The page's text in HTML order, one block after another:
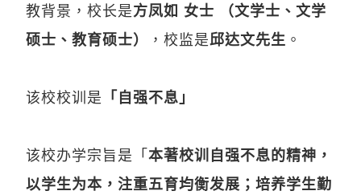
教背景，校长是方凤如 女士 （文学士、文学
硕士、教育硕士）
，校监是邱达文先生 。
该校校训是 「自强不息」
该校办学宗旨是「本著校训自强不息的精神，
以学生为本，注重五育均衡发展；培养学生勤